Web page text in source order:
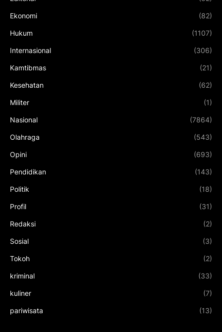
Ekonomi (82)
Hukum (1107)
Internasional (306)
Kamtibmas (21)
Kesehatan (62)
Militer (1)
Nasional (7864)
Olahraga (543)
Opini (693)
Pendidikan (143)
Politik (18)
Profil (31)
Redaksi (2)
Sosial (3)
Tokoh (2)
kriminal (33)
kuliner (7)
pariwisata (13)